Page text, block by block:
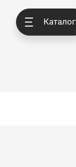
Каталог